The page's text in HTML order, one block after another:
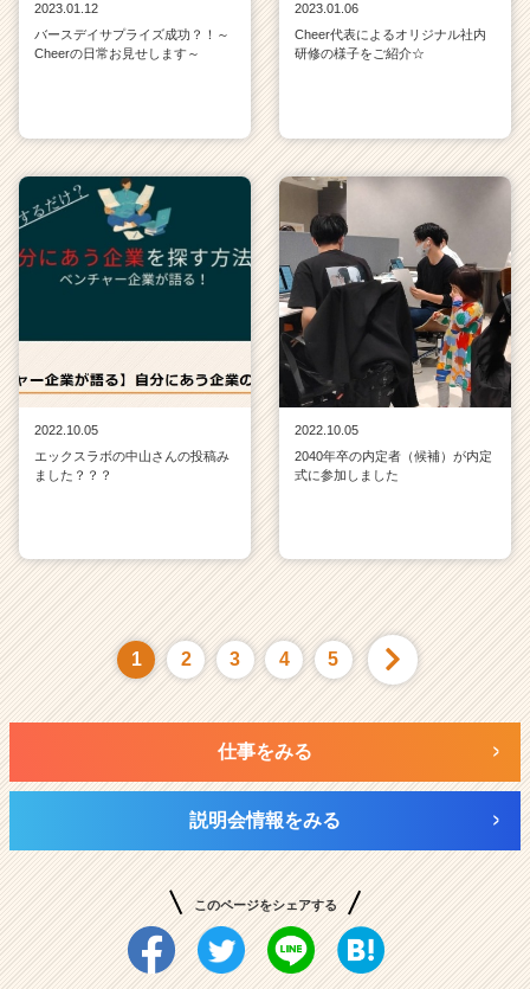
2023.01.12
バースデイサプライズ成功？！～
Cheerの日常お見せします～
2023.01.06
Cheer代表によるオリジナル社内
研修の様子をご紹介☆
2022.10.05
エックスラボの中山さんの投稿み
ました？？？
2022.10.05
2040年卒の内定者（候補）が内定
式に参加しました
1 2 3 4 5
仕事をみる
説明会情報をみる
このページをシェアする